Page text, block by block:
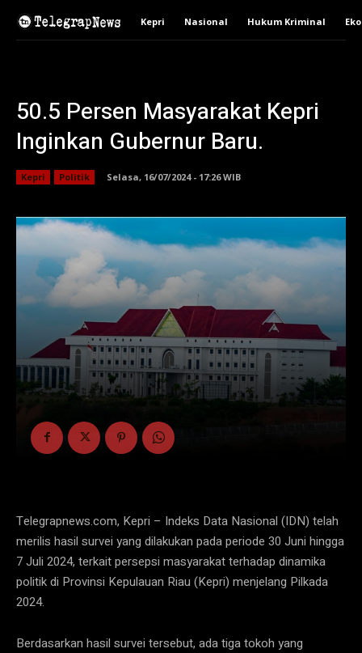
Kepri Nasional Hukum Kriminal
50.5 Persen Masyarakat Kepri
Inginkan Gubernur Baru.
Kepri Politik Selasa, 16/07/2024 - 17:26 WIB
Telegrapnews.com, Kepri – Indeks Data Nasional (IDN) telah
merilis hasil survei yang dilakukan pada periode 30 Juni hingga
7 Juli 2024, terkait persepsi masyarakat terhadap dinamika
politik di Provinsi Kepulauan Riau (Kepri) menjelang Pilkada
2024.
Berdasarkan hasil survei tersebut, ada tiga tokoh yang